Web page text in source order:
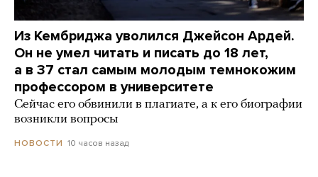
Из Кембриджа уволился Джейсон Ардей.
Он не умел читать и писать до 18 лет,
а в 37 стал самым молодым темнокожим
профессором в университете
Сейчас его обвинили в плагиате, а к его биографии
возникли вопросы
НОВОСТИ 10 часов назад